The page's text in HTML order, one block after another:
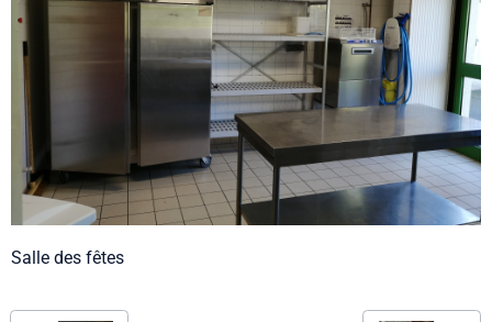
Salle des fêtes